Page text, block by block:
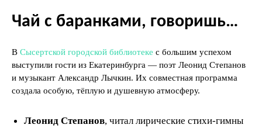
Чай с баранками, говоришь…
В Сысертской городской библиотеке с большим успехом
выступили гости из Екатеринбурга — поэт Леонид Степанов
и музыкант Александр Лычкин. Их совместная программа
создала особую, тёплую и душевную атмосферу.
Леонид Степанов, читал лирические стихи-гимны